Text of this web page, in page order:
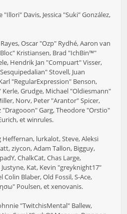
Davis, Jessica "Suki" González,
Oscar "Ozp" Rydhé, Aaron van
Kristiansen, Brad "IchBin™"
Hendrik Jan "Compuart" Visser,
Stovell, Juan
"RegularExpression" Benson,
Grudge, Michael "Oldiesmann"
Norv, Peter "Arantor" Spicer,
"Dragooon" Garg, Theodore "Orstio"
et winrules.
lurkalot, Steve, Aleksi
ziycon, Adam Tallon, Bigguy,
ChalkCat, Chas Large,
Kat, Kevin "greyknight17"
Blaber, Old Fossil, S-Ace,
Poulsen, et xenovanis.
"TwitchisMental" Ballew,